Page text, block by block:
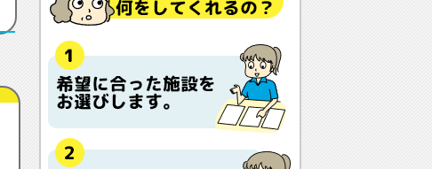
入居するとどんな人がサービスをして
くれるの？
本当に相談無料？
他の紹介会社と「ウチシルベ」はどう
違うの？aa